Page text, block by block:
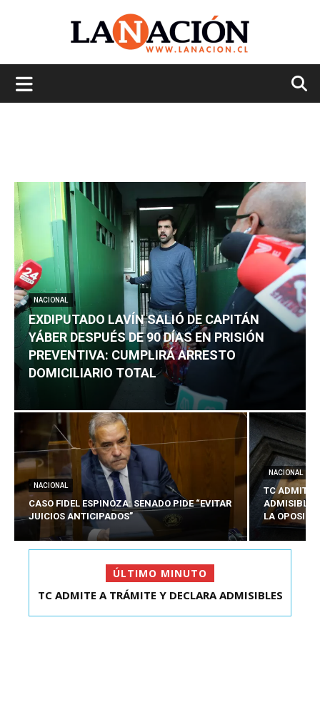
NACIONAL
EXDIPUTADO LAVÍN SALIÓ DE CAPITÁN
YÁBER DESPUÉS DE 90 DÍAS EN PRISIÓN
PREVENTIVA: CUMPLIRÁ ARRESTO
DOMICILIARIO TOTAL
NACIONAL
CASO FIDEL ESPINOZA: SENADO PIDE “EVITAR
JUICIOS ANTICIPADOS”
NACIONAL
TC ADMITE
ADMISIBLES
LA
ÚLTIMO MINUTO
EXDIPUTADO LAVÍN SALIÓ DE CAPITÁN YÁBER
TC ADMITE A TRÁMITE Y DECLARA ADMISIBLES